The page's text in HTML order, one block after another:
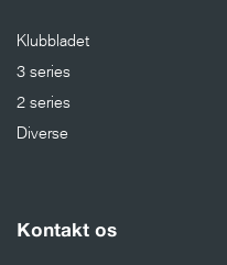
Klubbladet
3 series
2 series
Diverse
Kontakt os